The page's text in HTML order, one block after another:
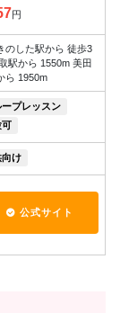
円
のした駅から 徒歩3
駅から 1550m 美田
ら 1950m
ープレッスン
可
向け
公式サイト